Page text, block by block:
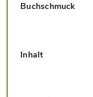
Buchschmuck
Inhalt